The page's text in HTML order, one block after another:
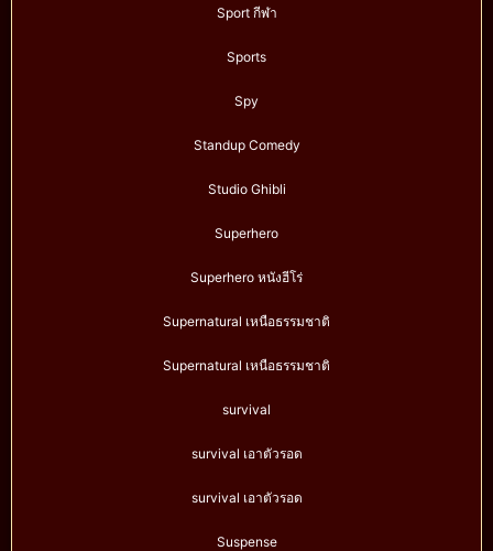
Sport กีฬา
Sports
Spy
Standup Comedy
Studio Ghibli
Superhero
Superhero หนังฮีโร่
Supernatural เหนือธรรมชาติ
Supernatural เหนือธรรมชาติ
survival
survival เอาตัวรอด
survival เอาตัวรอด
Suspense